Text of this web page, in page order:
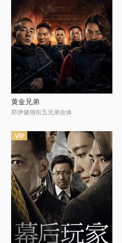
黄金兄弟
郑伊健领衔五兄弟合体